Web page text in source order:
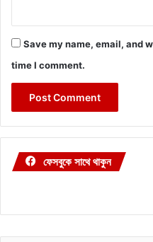
Save my name, email, and
time I comment.
ফেসবুকে সাথে থাকুন